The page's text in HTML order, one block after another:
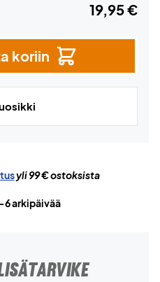
19,95 €
koriin
yli 99 € ostoksista
arkipäivää